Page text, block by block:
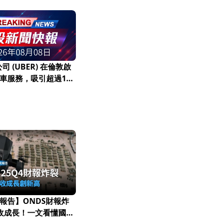
(UBER) 在倫敦啟
服務，吸引超過10
告】ONDS財報炸
成長！一文看懂國防